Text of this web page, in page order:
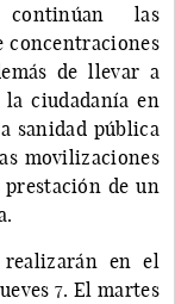
las
concentraciones
de llevar a
ciudadanía en
sanidad pública
movilizaciones
de un
realizarán en el
7. El martes